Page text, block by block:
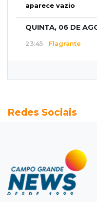
aparece vazio
QUINTA, 06 DE
23:45 Flagrante
Crédito do FGTS
Balança rural
Soja fica R$ 3 mais
preço do milho
Redes Sociais